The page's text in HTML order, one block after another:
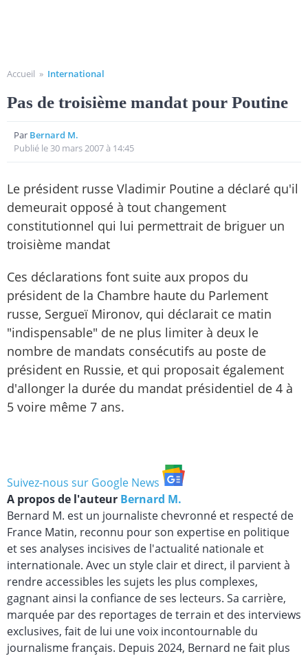
Accueil » International
Pas de troisième mandat pour Poutine
Par Bernard M.
Publié le 30 mars 2007 à 14:45
Le président russe Vladimir Poutine a déclaré qu'il
demeurait opposé à tout changement
constitutionnel qui lui permettrait de briguer un
troisième mandat
Ces déclarations font suite aux propos du
président de la Chambre haute du Parlement
russe, Sergueï Mironov, qui déclarait ce matin
"indispensable" de ne plus limiter à deux le
nombre de mandats consécutifs au poste de
président en Russie, et qui proposait également
d'allonger la durée du mandat présidentiel de 4 à
5 voire même 7 ans.
Suivez-nous sur Google News
A propos de l'auteur Bernard M.
Bernard M. est un journaliste chevronné et respecté de
France Matin, reconnu pour son expertise en politique
et ses analyses incisives de l'actualité nationale et
internationale. Avec un style clair et direct, il parvient à
rendre accessibles les sujets les plus complexes,
gagnant ainsi la confiance de ses lecteurs. Sa carrière,
marquée par des reportages de terrain et des interviews
exclusives, fait de lui une voix incontournable du
journalisme français. Depuis 2024, Bernard ne fait plus